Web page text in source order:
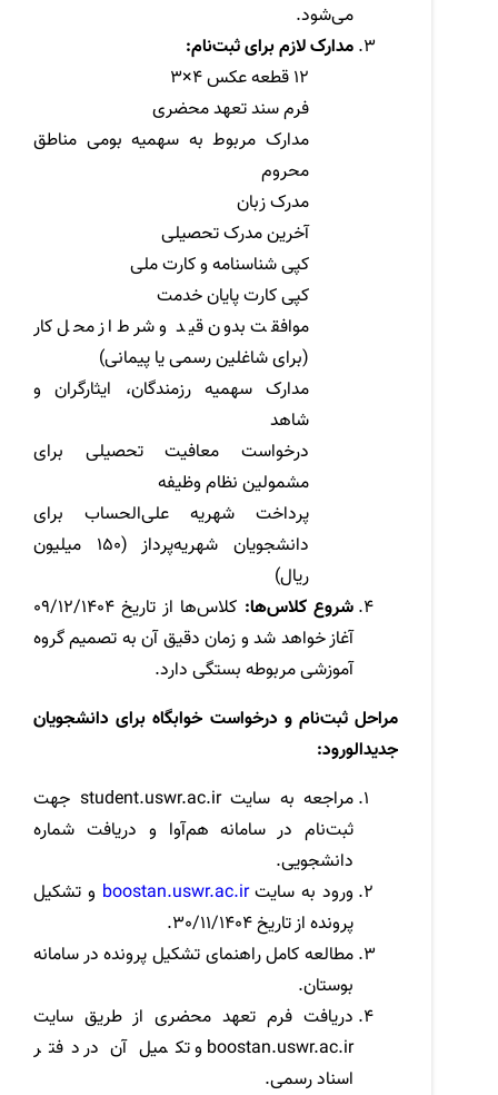
می‌شود.
مدارک لازم برای ثبت‌نام:
فرم سند تعهد محضری
مدارک مربوط به سهمیه بومی مناطق
محروم
مدرک زبان
آخرین مدرک تحصیلی
کپی شناسنامه و کارت ملی
کپی کارت پایان خدمت
موافقت بدون قید و شرط از محل کار
(برای شاغلین رسمی یا پیمانی)
مدارک سهمیه رزمندگان، ایثارگران و
شاهد
درخواست معافیت تحصیلی برای
مشمولین نظام وظیفه
پرداخت شهریه علی‌الحساب برای
دانشجویان شهریه‌پرداز (150 میلیون
ریال)
شروع کلاس‌ها:
کلاس‌ها از تاریخ 09/12/1404
آغاز خواهد شد و زمان دقیق آن به تصمیم گروه
آموزشی مربوطه بستگی دارد.
مراحل ثبت‌نام و درخواست خوابگاه برای دانشجویان
جدیدالورود:
مراجعه به سایتstudent.uswr.ac.irجهت
ثبت‌نام در سامانه هم‌آوا و دریافت شماره
دانشجویی.
ورود به سایتboostan.uswr.ac.ir
و تشکیل
پرونده از تاریخ 30/11/1404.
مطالعه کامل راهنمای تشکیل پرونده در سامانه
بوستان.
دریافت فرم تعهد محضری از طریق سایت
boostan.uswr.ac.irو تکمیل آن در دفتر
اسناد رسمی.